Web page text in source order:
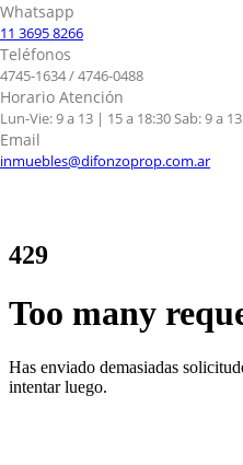
Whatsapp
11 3695 8266
Teléfonos
4745-1634 / 4746-0488
Horario Atención
Lun-Vie: 9 a 13 | 15 a 18:30 Sab: 9 a 13
Email
inmuebles@difonzoprop.com.ar